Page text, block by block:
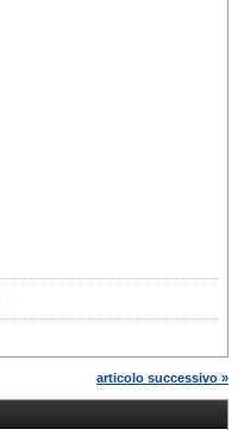
articolo successivo »